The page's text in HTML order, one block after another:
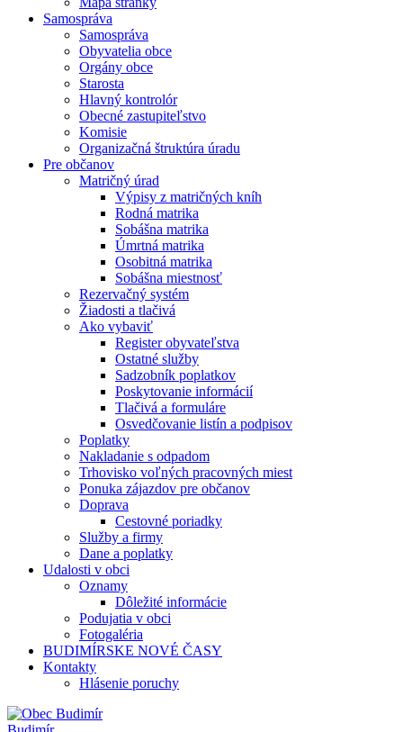
Samospráva
Samospráva
Obyvatelia obce
Orgány obce
Starosta
Hlavný kontrolór
Obecné zastupiteľstvo
Komisie
Organizačná štruktúra úradu
Pre občanov
Matričný úrad
Výpisy z matričných kníh
Rodná matrika
Sobášna matrika
Úmrtná matrika
Osobitná matrika
Sobášna miestnosť
Rezervačný systém
Žiadosti a tlačivá
Ako vybaviť
Register obyvateľstva
Ostatné služby
Sadzobník poplatkov
Poskytovanie informácií
Tlačivá a formuláre
Osvedčovanie listín a podpisov
Poplatky
Nakladanie s odpadom
Trhovisko voľných pracovných miest
Ponuka zájazdov pre občanov
Doprava
Cestovné poriadky
Služby a firmy
Dane a poplatky
Udalosti v obci
Oznamy
Dôležité informácie
Podujatia v obci
Fotogaléria
BUDIMÍRSKE NOVÉ ČASY
Kontakty
Hlásenie poruchy